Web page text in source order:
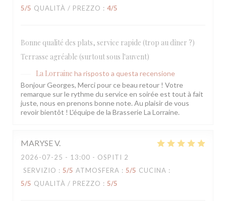
5/5 QUALITÀ / PREZZO : 4/5
Bonne qualité des plats, service rapide (trop au dîner ?)
Terrasse agréable (surtout sous l'auvent)
La Lorraine ha risposto a questa recensione
Bonjour Georges, Merci pour ce beau retour ! Votre
remarque sur le rythme du service en soirée est tout à fait
juste, nous en prenons bonne note. Au plaisir de vous
revoir bientôt ! L'équipe de la Brasserie La Lorraine.
MARYSEV
2026-07-25 - 13:00 - OSPITI 2
SERVIZIO : 5/5 ATMOSFERA : 5/5 CUCINA :
5/5 QUALITÀ / PREZZO : 5/5